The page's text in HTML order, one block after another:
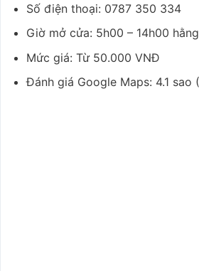
Số điện thoại: 0787 350 334
Giờ mở cửa: 5h00 – 14h00
Mức giá: Từ 50.000 VNĐ
Đánh giá Google Maps: 4.1 sao